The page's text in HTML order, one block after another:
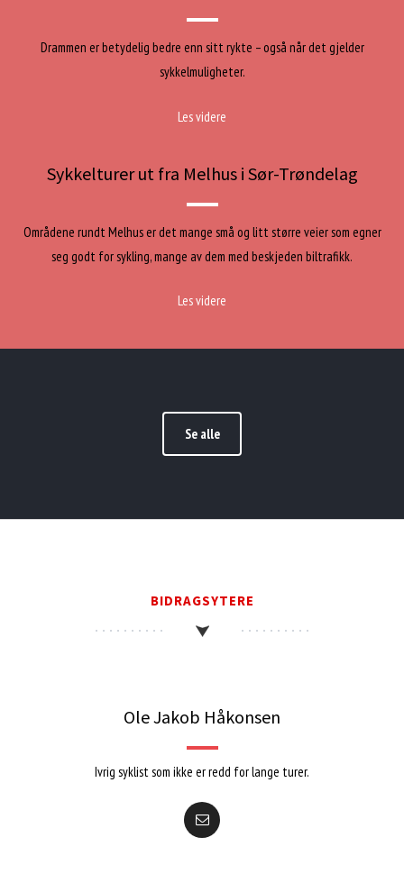
Drammen er betydelig bedre enn sitt rykte – også når det gjelder
sykkelmuligheter.
Les videre
Sykkelturer ut fra Melhus i Sør-Trøndelag
Områdene rundt Melhus er det mange små og litt større veier som egner
seg godt for sykling, mange av dem med beskjeden biltrafikk.
Les videre
Se alle
BIDRAGSYTERE
Ole Jakob Håkonsen
Ivrig syklist som ikke er redd for lange turer.